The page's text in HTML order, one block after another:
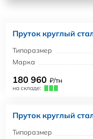
Пруток круглый
Типоразмер
Марка
180 960 ₽/тн
на складе:
Пруток круглый
Типоразмер